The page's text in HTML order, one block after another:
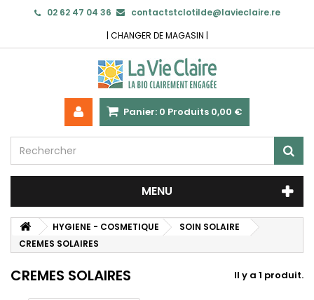
02 62 47 04 36
contactstclotilde@lavieclaire.re
| CHANGER DE MAGASIN |
Panier: 0 Produits 0,00 €
MENU
HYGIENE - COSMETIQUE
SOIN SOLAIRE
CREMES SOLAIRES
CREMES SOLAIRES Il y a 1 produit.